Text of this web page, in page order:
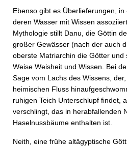
Ebenso gibt es Überlieferungen, in
deren Wasser mit Wissen
Mythologie stillt Danu, die Göttin
großer Gewässer (nach der auch
oberste Matriarchin die Götter und
Weise Weisheit und Wissen. Bei
Sage vom Lachs des Wissens,
heimischen Fluss
ruhigen Teich Unterschlupf findet,
verschlingt, das in herabfallenden
Haselnussbäume enthalten ist.
Neith, eine frühe altägyptische